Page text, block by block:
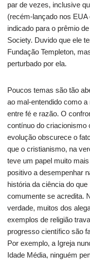
par de vezes, inclusive
(recém-lançado nos EUA
indicado para o prêmio
Society. Duvido que ele
Fundação Templeton,
perturbado por ela.
Poucos temas são tão
ao mal-entendido como a
entre fé e razão. O
contínuo do criacionismo
evolução obscurece o
que o cristianismo, na
teve um papel muito mais
positivo a desempenhar
história da ciência do que
comumente se acredita.
verdade, muitos dos
exemplos de religião
progresso científico são
Por exemplo, a Igreja
Idade Média, ninguém